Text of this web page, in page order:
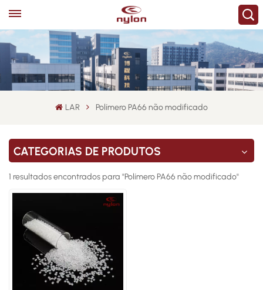
LAR Polímero PA66 não modificado
CATEGORIAS DE PRODUTOS
1 resultados encontrados para "Polímero PA66 não modificado"